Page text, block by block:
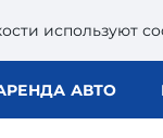
используют
АВТО